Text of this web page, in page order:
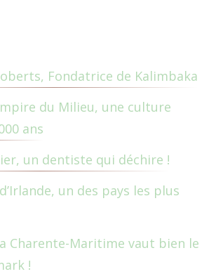
Fondatrice de Kalimbaka
du Milieu, une culture
ans
un dentiste qui déchire !
un des pays les plus
Charente-Maritime vaut bien le
!